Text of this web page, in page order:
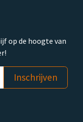
op de hoogte van
Inschrijven